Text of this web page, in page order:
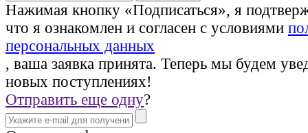
Нажимая кнопку «Подписаться», я
что я ознакомлен и согласен с условиями
персональных данных
, ваша заявка принята. Теперь мы будем
новых поступлениях!
Отправить еще одну?